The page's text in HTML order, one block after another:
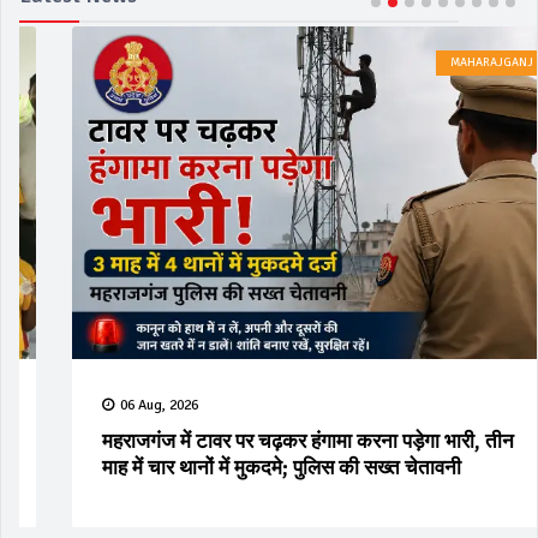
MAHARAJGANJ
06 Aug, 2026
महराजगंज में टावर पर चढ़कर हंगामा करना पड़ेगा भारी, तीन
माह में चार थानों में मुकदमे; पुलिस की सख्त चेतावनी